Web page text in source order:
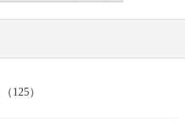
年３月〜）＞
ンクルホワイトＵＶ５０
（125）